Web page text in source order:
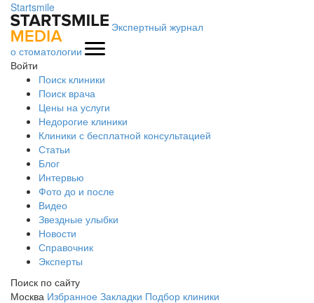
Startsmile
Экспертный журнал
о стоматологии
Войти
Поиск клиники
Поиск врача
Цены на услуги
Недорогие клиники
Клиники с бесплатной консультацией
Статьи
Блог
Интервью
Фото до и после
Видео
Звездные улыбки
Новости
Справочник
Эксперты
Поиск по сайту
Москва Избранное Закладки Подбор клиники